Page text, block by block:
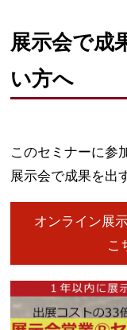
展示会で成
い方へ
このセミナーに参
展示会で成果を出
オンライン展
こ